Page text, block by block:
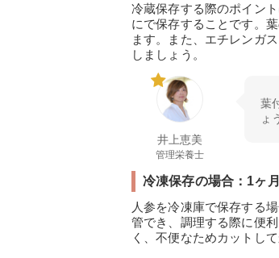
冷蔵保存する際のポイン
にで保存することです。
ます。また、エチレンガ
しましょう。
井上恵美
管理栄養士
葉
ょ
冷凍保存の場合：1ヶ
人参を冷凍庫で保存する
管でき、調理する際に便
く、不便なためカットし